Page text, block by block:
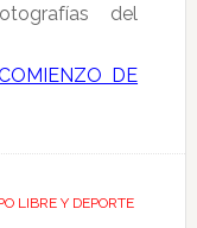
del
DE
LIBRE Y DEPORTE